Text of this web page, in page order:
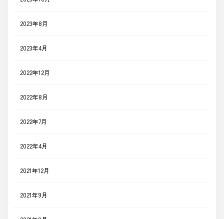
2023年8月
2023年4月
2022年12月
2022年8月
2022年7月
2022年4月
2021年12月
2021年9月